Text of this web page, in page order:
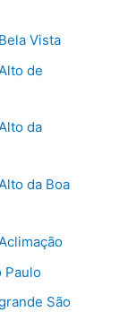
Vista
de
da
da Boa
Paulo
São